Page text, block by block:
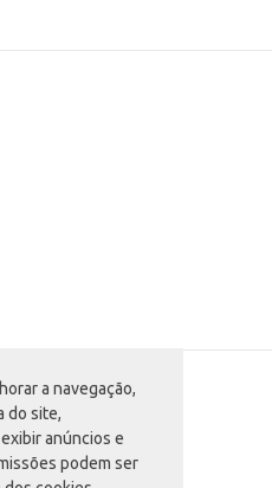
a navegação,
do site,
anúncios e
podem ser
Vermelha com Alho é uma opção